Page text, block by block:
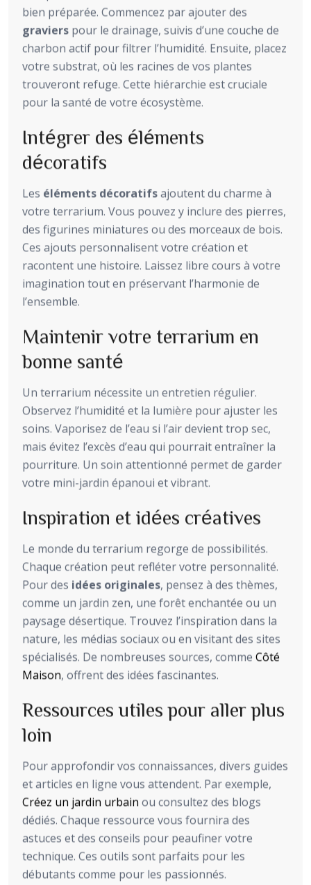
bien préparée. Commencez par ajouter des
graviers pour le drainage, suivis d’une couche de
charbon actif pour filtrer l’humidité. Ensuite, placez
votre substrat, où les racines de vos plantes
trouveront refuge. Cette hiérarchie est cruciale
pour la santé de votre écosystème.
Intégrer des éléments
décoratifs
Les éléments décoratifsajoutent du charme à
votre terrarium. Vous pouvez y inclure des pierres,
des figurines miniatures ou des morceaux de bois.
Ces ajouts personnalisent votre création et
racontent une histoire. Laissez libre cours à votre
imagination tout en préservant l’harmonie de
l’ensemble.
Maintenir votre terrarium en
bonne santé
Un terrarium nécessite un entretien régulier.
Observez l’humidité et la lumière pour ajuster les
soins. Vaporisez de l’eau si l’air devient trop sec,
mais évitez l’excès d’eau qui pourrait entraîner la
pourriture. Un soin attentionné permet de garder
votre mini-jardin épanoui et vibrant.
Inspiration et idées créatives
Le monde du terrarium regorge de possibilités.
Chaque création peut refléter votre personnalité.
Pour des idées originales, pensez à des thèmes,
comme un jardin zen, une forêt enchantée ou un
paysage désertique. Trouvez l’inspiration dans la
nature, les médias sociaux ou en visitant des sites
spécialisés. De nombreuses sources, comme Côté
Maison, offrent des idées fascinantes.
Ressources utiles pour aller plus
loin
Pour approfondir vos connaissances, divers guides
et articles en ligne vous attendent. Par exemple,
Créez un jardin urbain ou consultez des blogs
dédiés. Chaque ressource vous fournira des
astuces et des conseils pour peaufiner votre
technique. Ces outils sont parfaits pour les
débutants comme pour les passionnés.